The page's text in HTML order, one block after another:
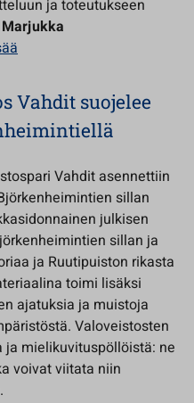
ja toteutukseen
Marjukka
Vahdit suojelee
Vahdit asennettiin
sillan
julkisen
sillan ja
ja Ruutipuiston rikasta
toimi lisäksi
ajatuksia ja muistoja
Valoveistosten
mielikuvituspöllöistä: ne
voivat viitata niin